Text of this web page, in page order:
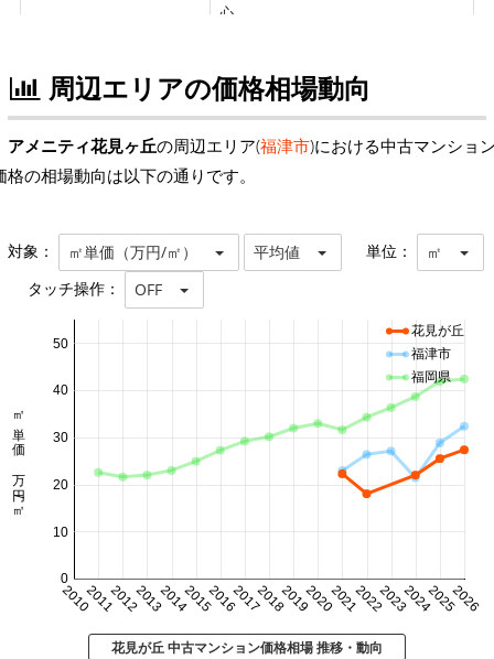
周辺エリアの価格相場動向
アメニティ花見ヶ丘の周辺エリア(福津市)における中古マンショ
格の相場動向は以下の通りです。
対象： ㎡単価（万円/㎡） 平均値 単位： ㎡
タッチ操作： OFF
20102011201220132014201520162017201820192020202120222023202420252026
0
10
20
30
40
50
㎡単価 万円/㎡
花見が丘
福津市
福岡県
花見が丘 中古マンション価格相場 推移・動向